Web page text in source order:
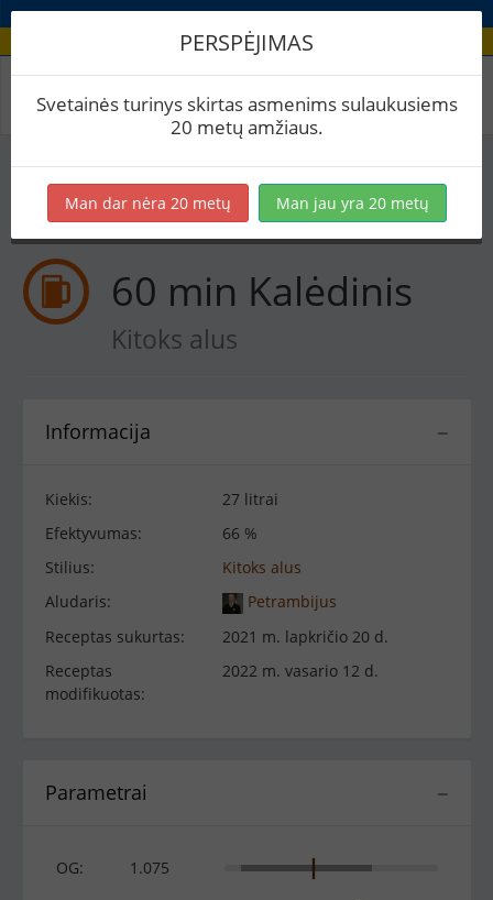
Receptas / 60 min Kalėdinis
Virimai (1)
BeerXML
60 min Kalėdinis
Kitoks alus
−
Informacija
Kiekis:
27 litrai
Efektyvumas:
66 %
Stilius:
Kitoks alus
Aludaris:
Petrambijus
Receptas sukurtas:
2021 m. lapkričio 20 d.
Receptas
modifikuotas:
2022 m. vasario 12 d.
−
Parametrai
OG: 1.075
PERSPĖJIMAS
Svetainės turinys skirtas asmenims sulaukusiems
20 metų amžiaus.
Man dar nėra 20 metų Man jau yra 20 metų